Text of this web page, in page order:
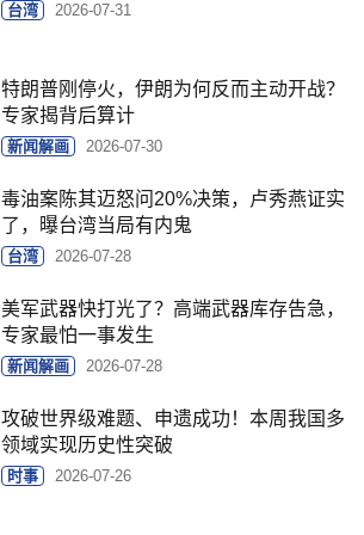
台湾 2026-07-31
特朗普刚停火，伊朗为何反而主动开战？
专家揭背后算计
新闻解画 2026-07-30
毒油案陈其迈怒问20%决策，卢秀燕证实
了，曝台湾当局有内鬼
台湾 2026-07-28
美军武器快打光了？高端武器库存告急，
专家最怕一事发生
新闻解画 2026-07-28
攻破世界级难题、申遗成功！本周我国多
领域实现历史性突破
时事 2026-07-26